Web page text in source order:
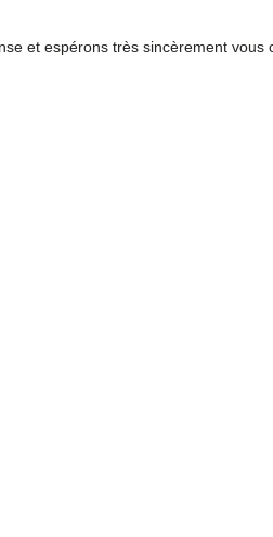
et espérons très sincèrement vous